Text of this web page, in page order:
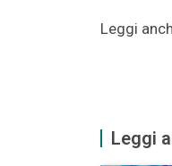
Leggi
Leggi